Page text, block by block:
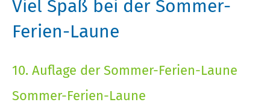
Viel Spaß bei der Sommer-
Ferien-Laune
10. Auflage der Sommer-Ferien-Laune
Sommer-Ferien-Laune